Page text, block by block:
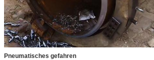
Pneumatisches gefahren